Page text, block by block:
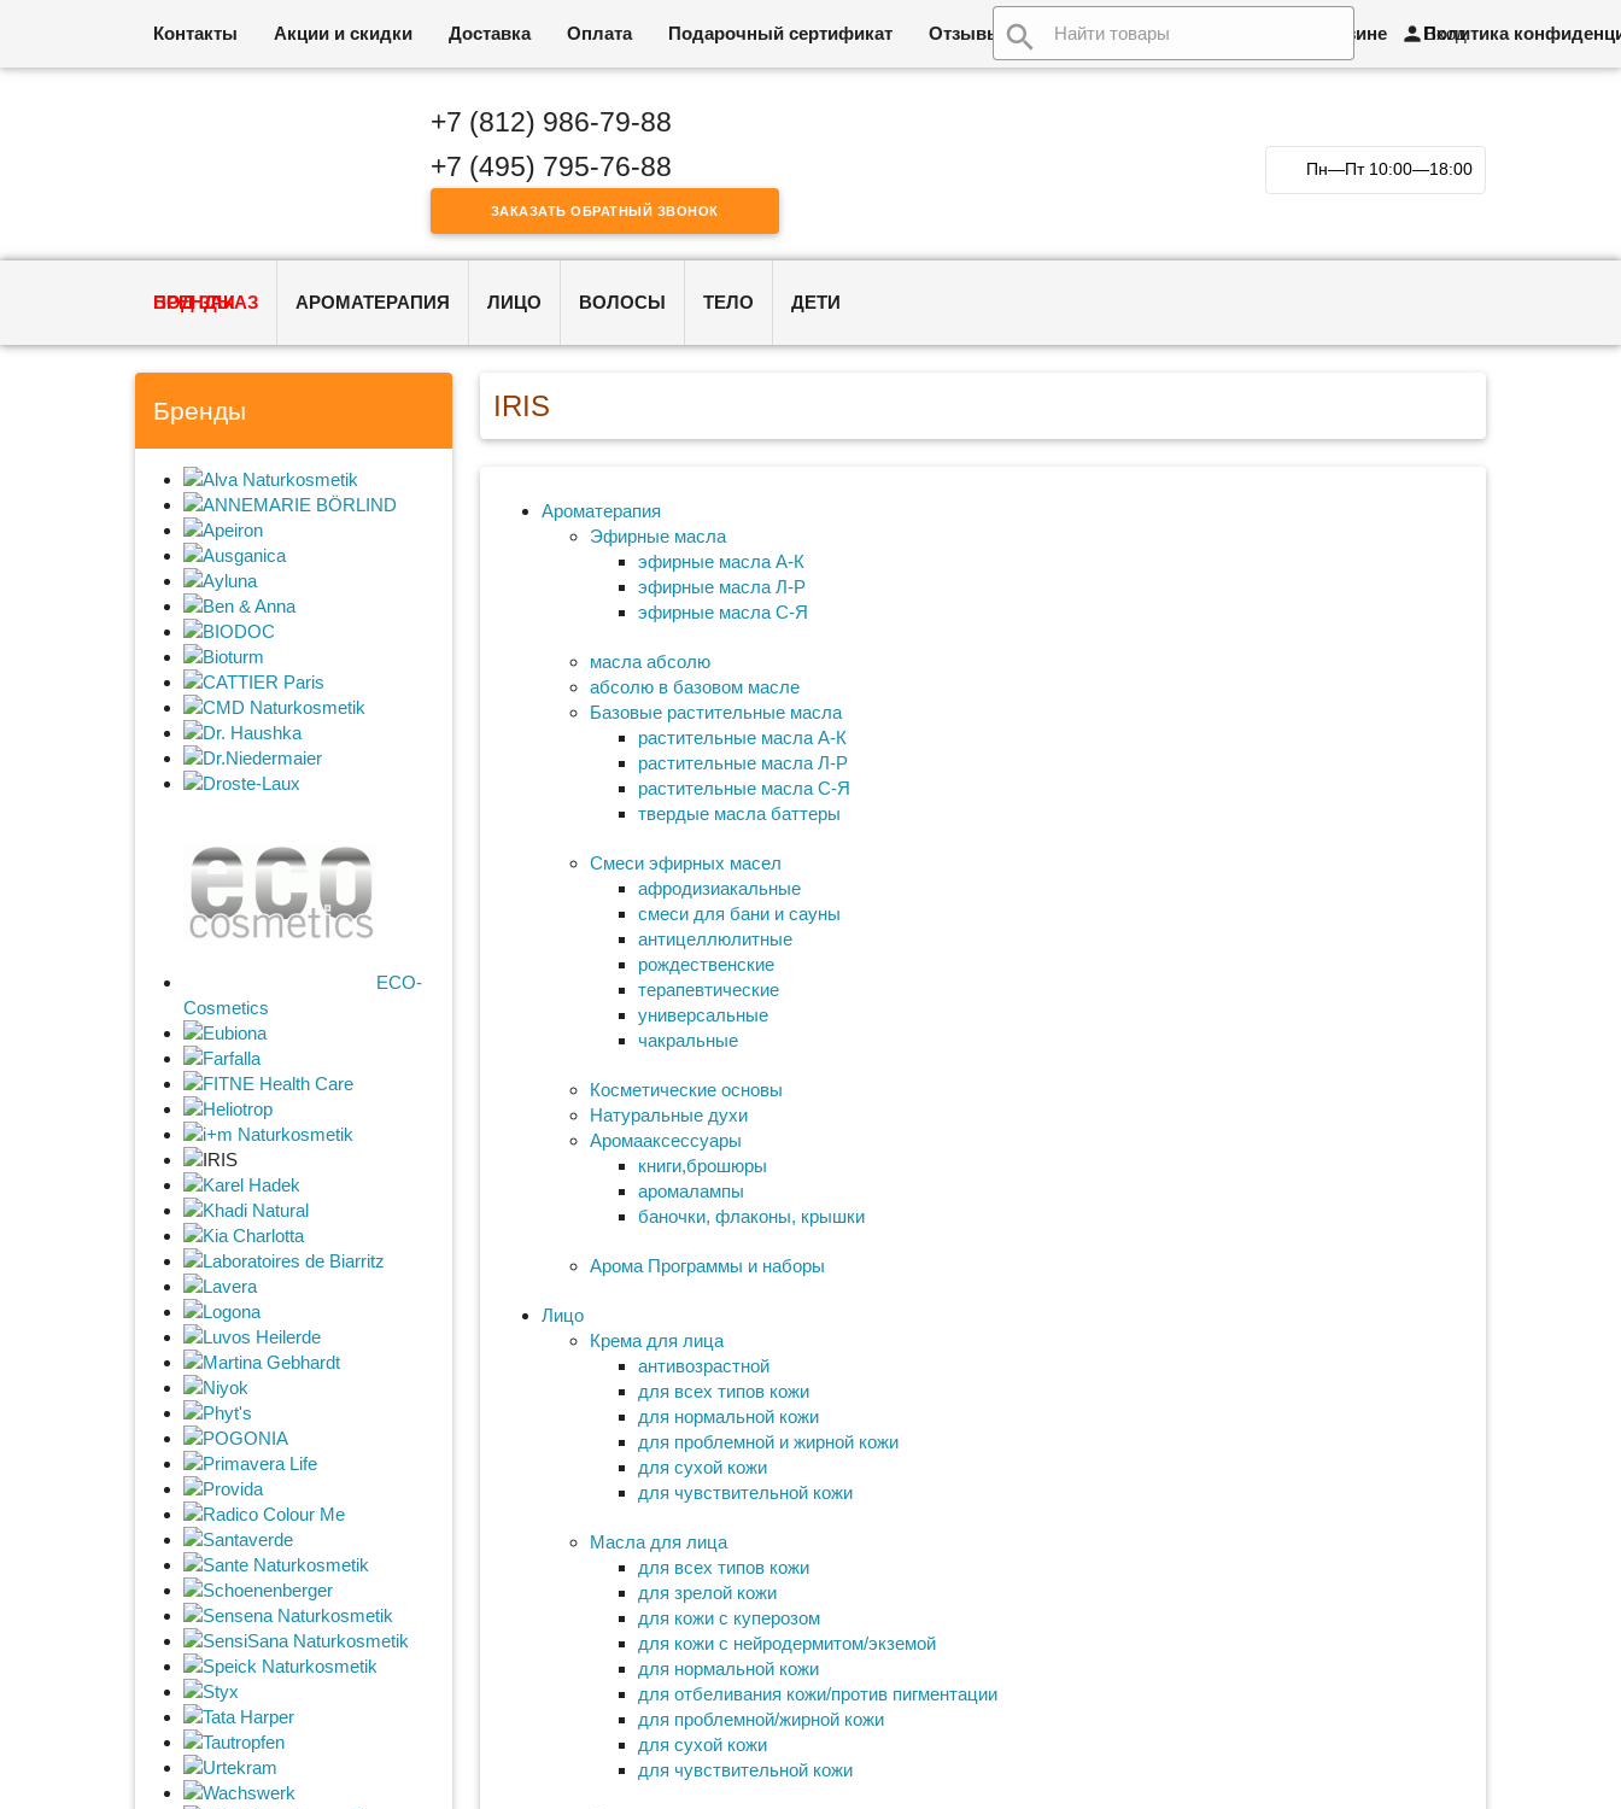
Контакты Акции и скидки Доставка Оплата Подарочный сертификат Отзывы Возврат товара и обмен О магазине Политика
Вход
+7 (812) 986-79-88
+7 (495) 795-76-88
ЗАКАЗАТЬ ОБРАТНЫЙ ЗВОНОК
Пн—Пт 10:00—18:00
ПОД ЗАКАЗ АРОМАТЕРАПИЯ ЛИЦО ВОЛОСЫ ТЕЛО ДЕТИ
БРЕНДЫ
Бренды
Alva Naturkosmetik
ANNEMARIE BÖRLIND
Apeiron
Ausganica
Ayluna
Ben & Anna
BIODOC
Bioturm
CATTIER Paris
CMD Naturkosmetik
Dr. Haushka
Dr.Niedermaier
Droste-Laux
ECO-
Cosmetics
Eubiona
Farfalla
FITNE Health Care
Heliotrop
i+m Naturkosmetik
IRIS
Karel Hadek
Khadi Natural
Kia Charlotta
Laboratoires de Biarritz
Lavera
Logona
Luvos Heilerde
Martina Gebhardt
Niyok
Phyt's
POGONIA
Primavera Life
Provida
Radico Colour Me
Santaverde
Sante Naturkosmetik
Schoenenberger
Sensena Naturkosmetik
SensiSana Naturkosmetik
Speick Naturkosmetik
Styx
Tata Harper
Tautropfen
Urtekram
Wachswerk
IRIS
Ароматерапия
Эфирные масла
эфирные масла А-К
эфирные масла Л-Р
эфирные масла С-Я
масла абсолю
абсолю в базовом масле
Базовые растительные масла
растительные масла А-К
растительные масла Л-Р
растительные масла С-Я
твердые масла баттеры
Cмеси эфирных масел
афродизиакальные
смеси для бани и сауны
антицеллюлитные
рождественские
терапевтические
универсальные
чакральные
Косметические основы
Натуральные духи
Аромааксессуары
книги,брошюры
аромалампы
баночки, флаконы, крышки
Арома Программы и наборы
Лицо
Крема для лица
антивозрастной
для всех типов кожи
для нормальной кожи
для проблемной и жирной кожи
для сухой кожи
для чувствительной кожи
Масла для лица
для всех типов кожи
для зрелой кожи
для кожи с куперозом
для кожи с нейродермитом/экземой
для нормальной кожи
для отбеливания кожи/против пигментации
для проблемной/жирной кожи
для сухой кожи
для чувствительной кожи